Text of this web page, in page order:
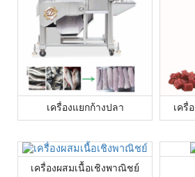
เครื่องแยกก้างปลา เครื่
เครื่องผสมเนื้อเชิงพาณิชย์